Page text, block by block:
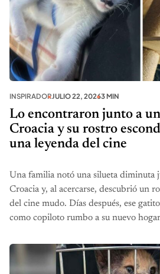
INSPIRADORJULIO 22, 20263 MIN
Lo encontraron junto a
Croacia y su rostro
una leyenda del cine
Una familia notó una silueta diminuta
Croacia y, al acercarse, descubrió un
del cine mudo. Días después, ese
como copiloto rumbo a su nuevo